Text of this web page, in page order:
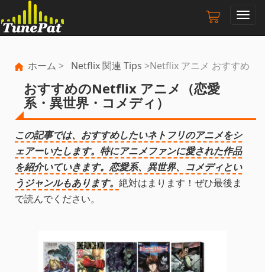
ナ
シ
切
ホーム > Netflix 関連 Tips >Netflix アニメ おすすめ
おすすめのNetflix アニメ（恋愛
系・異世界・コメディ）
この記事では、おすすめしたいネトフリのアニメをシ
ェアーいたします。特にアニメファンに愛された作品
を紹介いていきます。恋愛系、異世界、コメディとい
うジャンルもあります。 絶対はまります！ぜひ最後ま
で読んでください。